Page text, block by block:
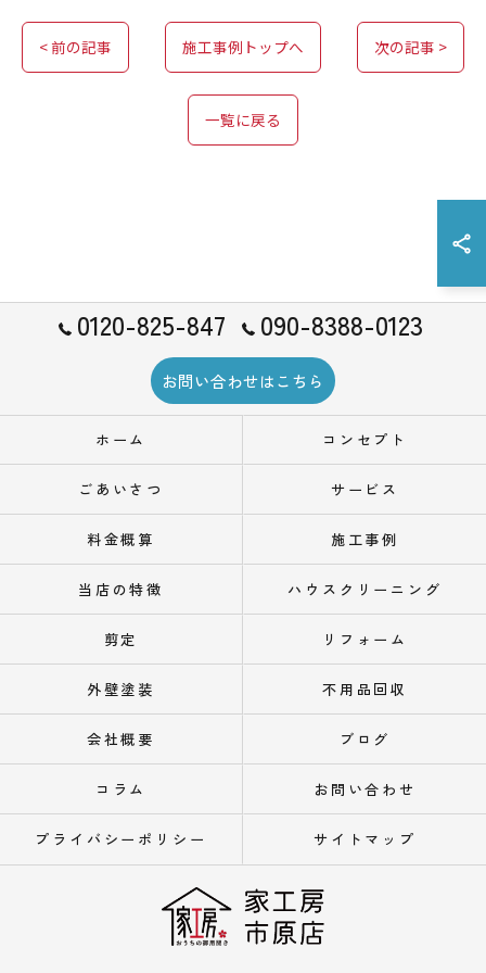
< 前の記事 施工事例トップへ 次の記事 >
一覧に戻る
0120-825-847 090-8388-0123
お問い合わせはこちら
ホーム コンセプト
ごあいさつ サービス
料金概算 施工事例
当店の特徴 ハウスクリーニング
剪定 リフォーム
外壁塗装 不用品回収
会社概要 ブログ
コラム お問い合わせ
プライバシーポリシー サイトマップ